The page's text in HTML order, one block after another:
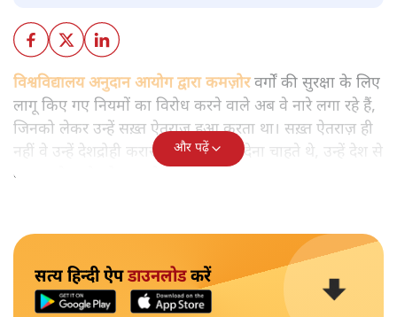
मुकेश कुमार
आप हैरान हुए या नहीं। पीएम मोदी और अमित शाह के खिलाफ
जेएनयू में जब कब्र खुदने वाले आपत्तिजनक नारे लगे तो फौरन
एफआईआर दर्ज की गई। छात्रों को देशद्रोही कहा गया। वैसे ही नारे
अब सवर्ण प्रदर्शनकारी पूरे देश में लगा रहे हैं तो चुप्पी है। कोई संज्ञान
विश्वविद्यालय अनुदान आयोग द्वारा कमज़ोर
वर्गों की सुरक्षा के लिए